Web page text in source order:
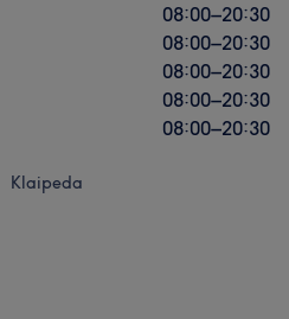
08:00–20:30
08:00–20:30
08:00–20:30
08:00–20:30
08:00–20:30
Klaipeda